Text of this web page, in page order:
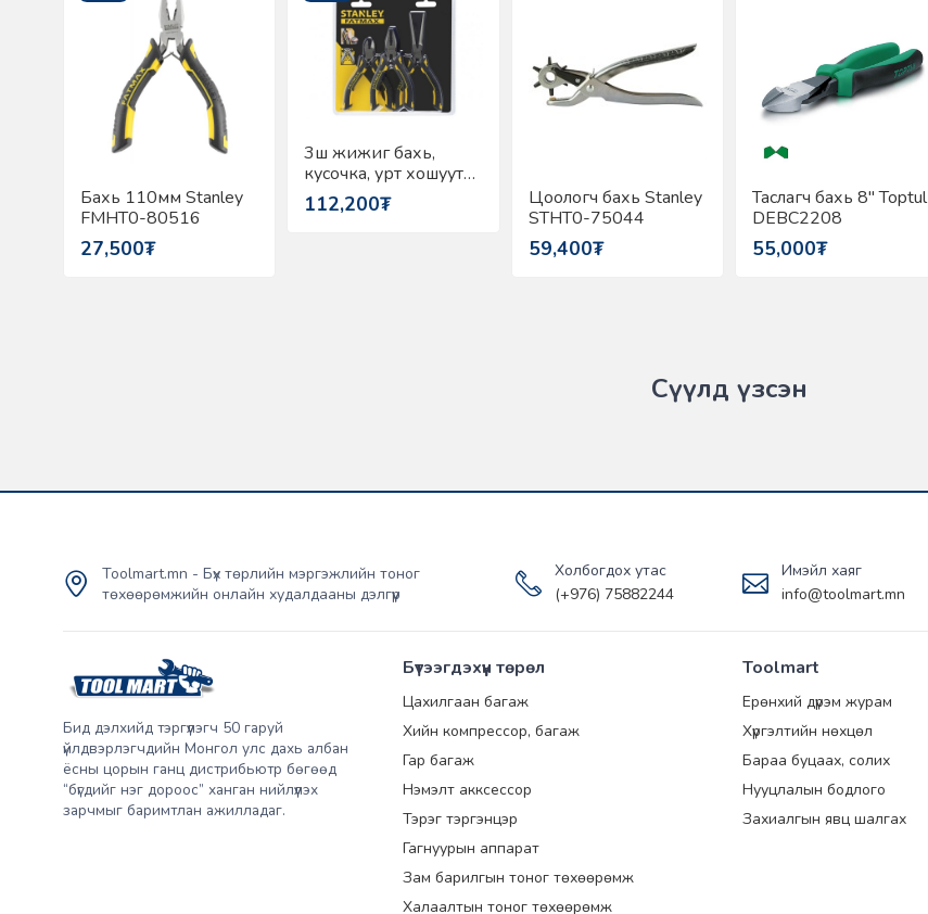
Бахь 110мм Stanley
FMHT0-80516
27,500₮
3ш жижиг бахь,
кусочка, урт хошуут
ком Stanley FMHT0-
80524
112,200₮
Цоологч бахь Stanley
STHT0-75044
59,400₮
Таслагч бахь 8" Toptul
DEBC2208
55,000₮
Сүүлд үзсэн
Toolmart.mn - Бүх төрлийн мэргэжлийн тоног
төхөөрөмжийн онлайн худалдааны дэлгүүр
Холбогдох утас
(+976) 75882244
Имэйл хаяг
info@toolmart.mn
Бид дэлхийд тэргүүлэгч 50 гаруй
үйлдвэрлэгчдийн Монгол улс дахь албан
ёсны цорын ганц дистрибьютр бөгөөд
“бүгдийг нэг дороос” ханган нийлүүлэх
зарчмыг баримтлан ажилладаг.
Бүтээгдэхүүн төрөл
Цахилгаан багаж
Хийн компрессор, багаж
Гар багаж
Нэмэлт акксессор
Тэрэг тэргэнцэр
Гагнуурын аппарат
Зам барилгын тоног төхөөрөмж
Халаалтын тоног төхөөрөмж
Toolmart
Ерөнхий дүрэм журам
Хүргэлтийн нөхцөл
Бараа буцаах, солих
Нууцлалын бодлого
Захиалгын явц шалгах